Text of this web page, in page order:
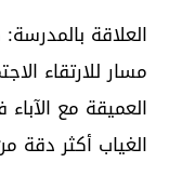
العلاقة
مسار للارتقاء
العميقة مع
الغياب أكثر دقة